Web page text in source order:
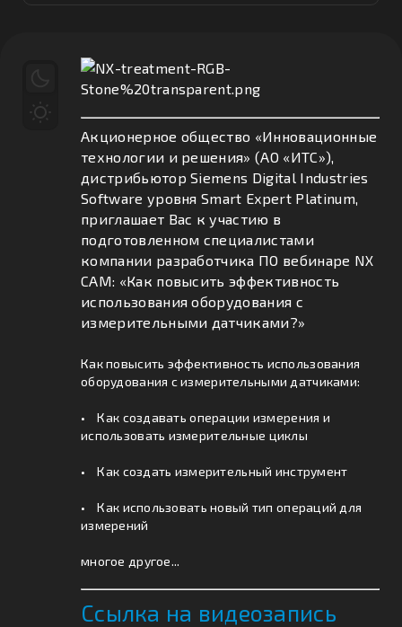
Акционерное общество «Инновационные
технологии и решения» (АО «ИТС»),
дистрибьютор Siemens Digital Industries
Software уровня Smart Expert Platinum,
приглашает Вас к участию в
подготовленном специалистами
компании разработчика ПО вебинаре NX
CAM: «Как повысить эффективность
использования оборудования с
измерительными датчиками?»
Как повысить эффективность использования
оборудования с измерительными датчиками:
• Как создавать операции измерения и
использовать измерительные циклы
• Как создать измерительный инструмент
• Как использовать новый тип операций для
измерений
многое другое...
Ссылка на видеозапись